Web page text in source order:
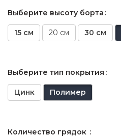
Выберите высоту борта
15 см 20 см 30 см
Выберите тип покрытия
Цинк Полимер
Количество грядок